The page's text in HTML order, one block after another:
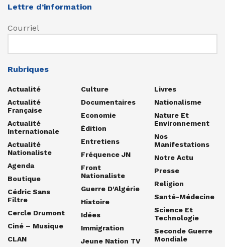
Lettre d’information
Courriel
Rubriques
Actualité
Actualité
Française
Actualité
Internationale
Actualité
Nationaliste
Agenda
Boutique
Cédric Sans
Filtre
Cercle Drumont
Ciné – Musique
CLAN
Culture
Documentaires
Economie
Édition
Entretiens
Fréquence JN
Front
Nationaliste
Guerre D'Algérie
Histoire
Idées
Immigration
Jeune Nation TV
Livres
Nationalisme
Nature Et
Environnement
Nos
Manifestations
Notre Actu
Presse
Religion
Santé-Médecine
Science Et
Technologie
Seconde Guerre
Mondiale